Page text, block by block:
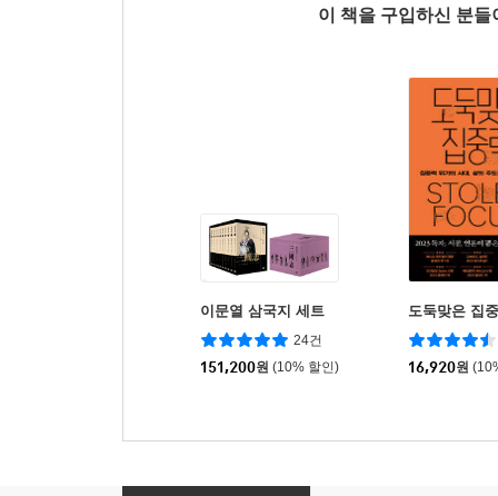
이 책을 구입하신 분
이문열 삼국지 세트
24건
151,200원 (10% 할인)
도둑맞은 집
16,920원